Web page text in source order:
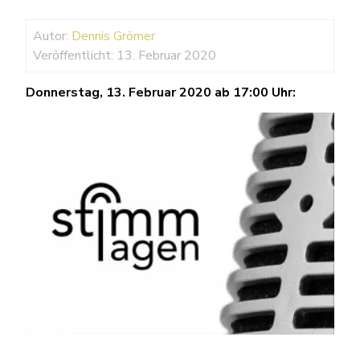
Autor: Dennis Grömer
Veröffentlicht: 13. Februar 2020
Donnerstag, 13. Februar 2020 ab 17:00 Uhr: